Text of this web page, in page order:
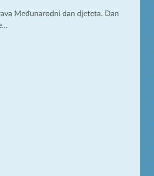
Međunarodni dan djeteta. Dan